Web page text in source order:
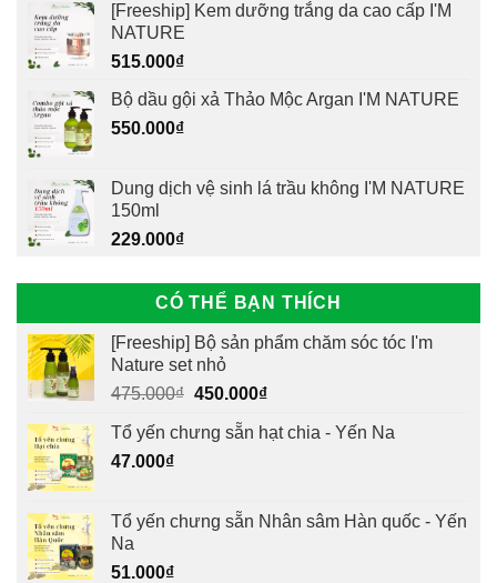
[Freeship] Kem dưỡng trắng da cao cấp I'M
NATURE
515.000₫
Bộ dầu gội xả Thảo Mộc Argan I'M NATURE
550.000₫
Dung dịch vệ sinh lá trầu không I'M NATURE
150ml
229.000₫
CÓ THỂ BẠN THÍCH
[Freeship] Bộ sản phẩm chăm sóc tóc I'm
Nature set nhỏ
475.000₫ Giá
là:
450.000₫Giá
tại
Tổ yến chưng sẵn hạt chia - Yến Na
47.000₫
Tổ yến chưng sẵn Nhân sâm Hàn quốc - Yến
Na
51.000₫